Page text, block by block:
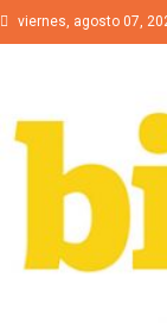
Saltar al contenido
viernes, agosto 07,